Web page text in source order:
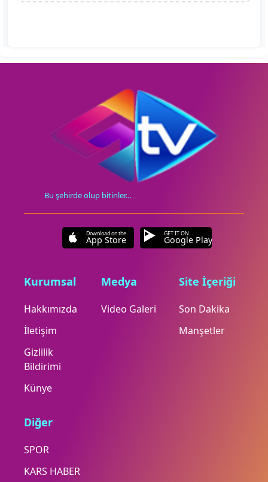
Bu şehirde olup bitinler...
Download on the
App Store
GET IT ON
Google Play
Kurumsal
Hakkımızda
İletişim
Gizlilik
Bildirimi
Künye
Medya
Video Galeri
Site İçeriği
Son Dakika
Manşetler
Diğer
SPOR
KARS HABER